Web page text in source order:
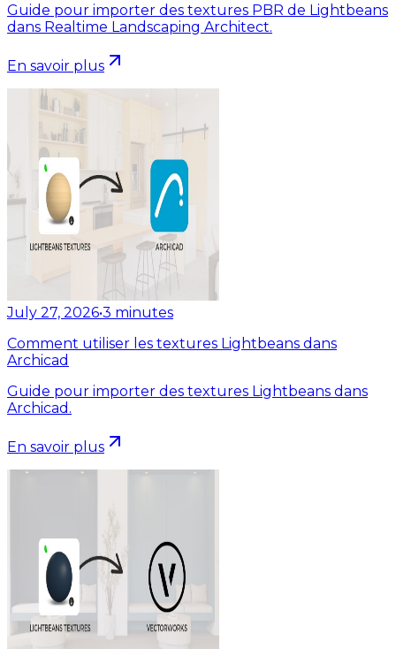
Guide pour importer des textures PBR de Lightbeans
dans Realtime Landscaping Architect.
En savoir plus
July 27, 2026•3 minutes
Comment utiliser les textures Lightbeans dans
Archicad
Guide pour importer des textures Lightbeans dans
Archicad.
En savoir plus